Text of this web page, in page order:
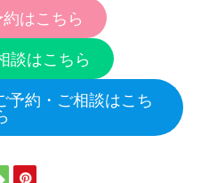
はこちら
談はこちら
予約・ご相談はこち